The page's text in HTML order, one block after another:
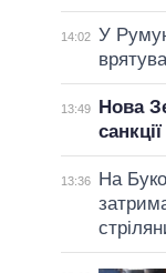
14:02 У
13:49
Нова
13:36
На